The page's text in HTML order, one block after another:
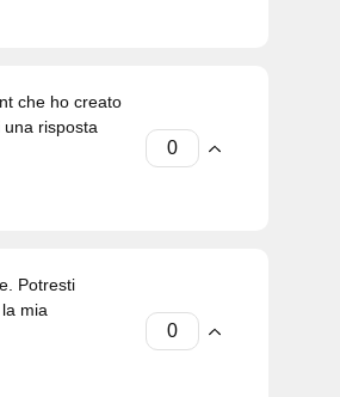
che ho creato
risposta
Potresti
mia